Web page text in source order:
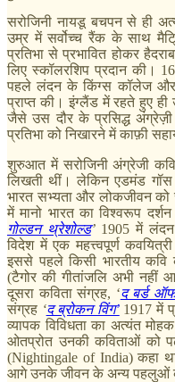
सरोजिनी नायडू बचपन से ही
उम्र में सर्वोच्च रैंक के साथ
प्रतिभा से प्रभावित होकर
लिए स्कॉलरशिप प्रदान की।
पहले लंदन के किंग्स कॉलेज और
प्राप्त की। इंग्लैंड में रहते हुए
जैसे उस दौर के प्रसिद्ध अंग्रेज़ी
प्रतिभा को निखारने में काफ़ी
शुरुआत में सरोजिनी अंग्रेजी
लिखती थीं। लेकिन एडमंड
भारत सभ्यता और लोकजीवन को
में मानो भारत का विश्वरूप
गोल्डन थ्रेशोल्ड’1905 में लंदन
विदेश में एक महत्त्वपूर्ण
इससे पहले किसी भारतीय कवि
(टैगोर की गीतांजलि अभी नहीं
दूसरा कविता संग्रह, ‘द बर्ड ऑफ
संग्रह ‘द ब्रोकन विंग’ 1917 में
व्यापक विविधता का अत्यंत
ओतप्रोत उनकी कविताओं को
(Nightingale of India) कहा
आगे उनके जीवन के अन्य पहलुओं